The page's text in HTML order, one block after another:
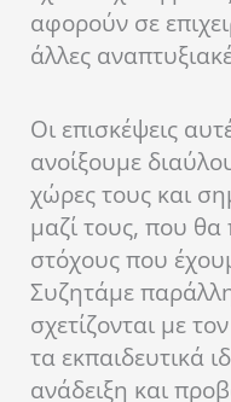
αφορούν σε
άλλες
Οι επισκέψεις
ανοίξουμε
χώρες τους και
μαζί τους, που
στόχους που
Συζητάμε
σχετίζονται με
τα εκπαιδευτικά
ανάδειξη και